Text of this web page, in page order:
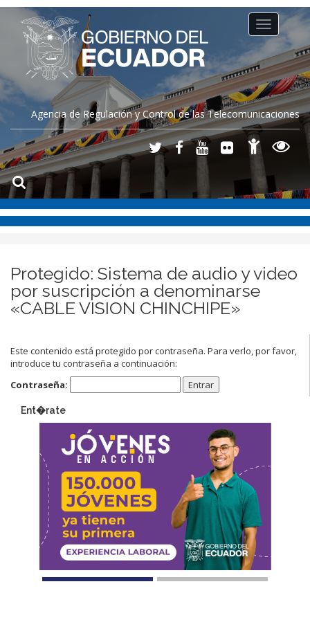
Agencia de Regulación y Control de las Telecomunicaciones
Toggle
navigation
Protegido: Sistema de audio y video
por suscripción a denominarse
«CABLE VISION CHINCHIPE»
Este contenido está protegido por contraseña. Para verlo, por favor,
introduce tu contraseña a continuación:
Contraseña:
Ent�rate